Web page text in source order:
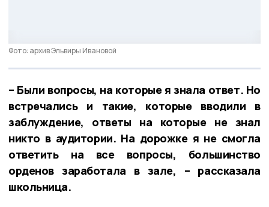
Фото: архив Эльвиры Ивановой
– Были вопросы, на которые я знала ответ. Но
встречались и такие, которые вводили в
заблуждение, ответы на которые не знал
никто в аудитории. На дорожке я не смогла
ответить на все вопросы, большинство
орденов заработала в зале, – рассказала
школьница.